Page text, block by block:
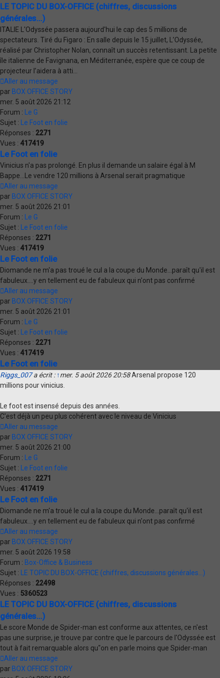
LE TOPIC DU BOX-OFFICE (chiffres, discussions
générales...)
ITALIE L'Odyssée passera aujourd'hui le cap des 5 millions de
spectateurs. Tiré du Figaro : En salle depuis le 15 juillet, L’Odyssée,
réalisé par Christopher Nolan, connaît un succès retentissant. La petite
île italienne de Favignana, en Méditerranée, espère que ce coup de
projecteur l’aidera à atti...
Aller au message
par BOX OFFICE STORY
mer. 5 août 2026 21:12
Forum :
Le G
Sujet :
Le Foot en folie
Réponses : 2271
Vues : 417419
Le Foot en folie
Vinicius n'a pas prolongé. En plus il demande un salaire égal à M
Bappe...Le vendre 120 millions à Arsenal serait pragmatique
Aller au message
par BOX OFFICE STORY
mer. 5 août 2026 21:01
Forum :
Le G
Sujet :
Le Foot en folie
Réponses : 2271
Vues : 417419
Le Foot en folie
Diomande ne m'a pas troué le cul a la coupe du Monde...paraît qu'il est
fabuleux....y en tellement eu de fabuleux qui n'ont pas confirmé
Aller au message
par BOX OFFICE STORY
mer. 5 août 2026 21:01
Forum :
Le G
Sujet :
Le Foot en folie
Réponses : 2271
Vues : 417419
Le Foot en folie
Riggs_007a écrit : ↑mer. 5 août 2026 20:58Arsenal propose 120
millions pour vinicius.
Le foot est insensé depuis des années.
C'est déjà un peu plus cohérent avec le niveau de Vinicius
Aller au message
par BOX OFFICE STORY
mer. 5 août 2026 21:00
Forum :
Le G
Sujet :
Le Foot en folie
Réponses : 2271
Vues : 417419
Le Foot en folie
Diomande ne m'a troué le cul a la coupe du Monde...paraît qu'il est
fabuleux....y en tellement eu de fabuleux qui n'ont pas confirmé
Aller au message
par BOX OFFICE STORY
mer. 5 août 2026 19:58
Forum : Box-Office & Business
Sujet :
LE TOPIC DU BOX-OFFICE (chiffres, discussions générales...)
Réponses : 22498
Vues : 5360523
LE TOPIC DU BOX-OFFICE (chiffres, discussions
générales...)
Le score Monde de Spider-man est conforme aux attentes, ce n'est
pas une surprise, je trouve par contre que le parcours de l'Odyssée est
tout à fait remarquable alors qu"on en parle moins que Spider-man
Aller au message
par BOX OFFICE STORY